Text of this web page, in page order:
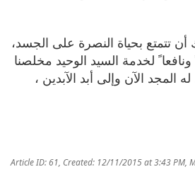
تتمتع بحياة النصرة على الجسد،
لخدمة السيد الوحيد مخلصنا
المجد الآن وإلى أبد الآبدين ،
Article ID: 61, Created: 12/11/2015 at 3:43 PM,